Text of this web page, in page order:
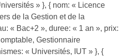
» }, { nom: « Licence
de la Gestion et de la
« Bac+2 », duree: « 1 an », prix:
Gestionnaire
« Universités, IUT » }, {